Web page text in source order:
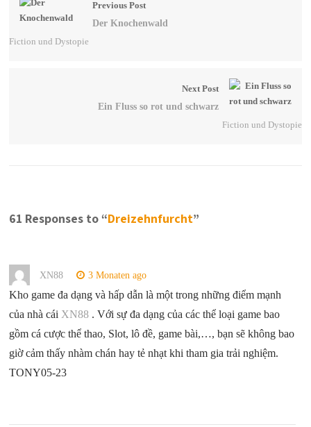
Previous Post
Der Knochenwald
Fiction und Dystopie
Next Post
Ein Fluss so rot und schwarz
Fiction und Dystopie
61 Responses to “Dreizehnfurcht”
XN88 3 Monaten ago
Kho game đa dạng và hấp dẫn là một trong những điểm mạnh
của nhà cái XN88 . Với sự đa dạng của các thể loại game bao
gồm cá cược thể thao, Slot, lô đề, game bài,…, bạn sẽ không bao
giờ cảm thấy nhàm chán hay tẻ nhạt khi tham gia trải nghiệm.
TONY05-23